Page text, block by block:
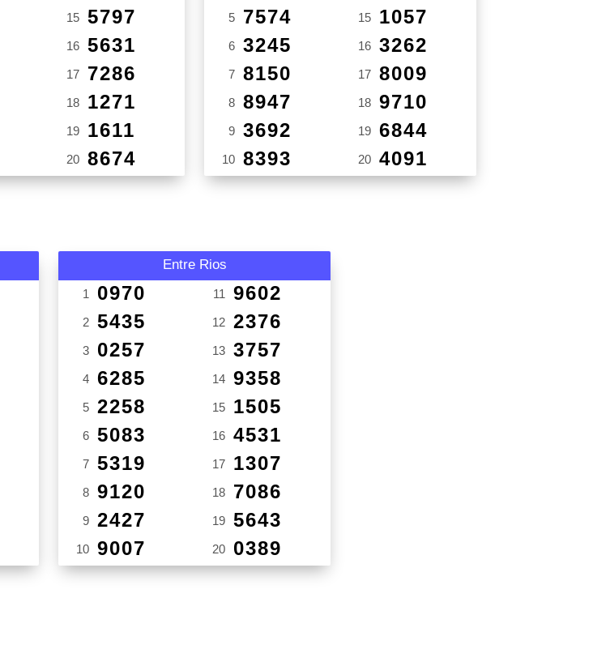
15 5797
16 5631
17 7286
18 1271
19 1611
20 8674
5 7574
6 3245
7 8150
8 8947
9 3692
10 8393
15 1057
16 3262
17 8009
18 9710
19 6844
20 4091
Entre Rios
1 0970
2 5435
3 0257
4 6285
5 2258
6 5083
7 5319
8 9120
9 2427
10 9007
11 9602
12 2376
13 3757
14 9358
15 1505
16 4531
17 1307
18 7086
19 5643
20 0389